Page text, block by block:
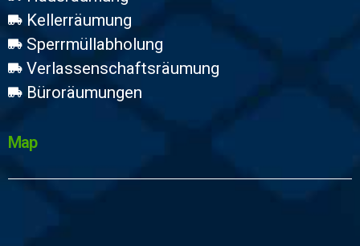
Kellerräumung
Sperrmüllabholung
Verlassenschaftsräumung
Büroräumungen
Map